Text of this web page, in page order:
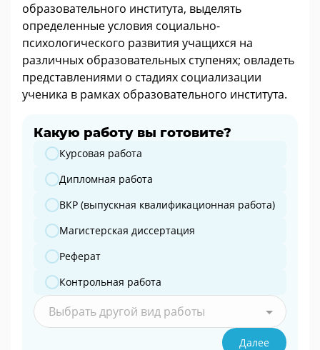
образовательного института, выделять
определенные условия социально-
психологического развития учащихся на
различных образовательных ступенях; овладеть
представлениями о стадиях социализации
ученика в рамках образовательного института.
Какую работу вы готовите?
Какую работу вы готовите?
Курсовая работа
Дипломная работа
ВКР (выпускная квалификационная работа)
Магистерская диссертация
Реферат
Контрольная работа
Выбрать другой вид работы
Далее